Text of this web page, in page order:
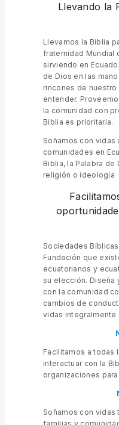
Llevando la
Llevamos la Biblia
fraternidad Mundial
sirviendo en
de Dios en las
rincones de
entender.
la comunidad con
Biblia es prioritaria.
Soñamos con
comunidades en
Biblia, la Palabra de
religión o ideología
Sociedades Bíblicas
Fundación que
ecuatorianos y
su elección.
con la comunidad
cambios de
vidas integralmente
Facilitamos a todas
interactuar con la
organizaciones
Soñamos con